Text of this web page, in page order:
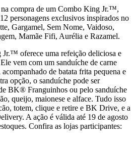
compra de um Combo King Jr.™,
personagens exclusivos inspirados no
Gargamel, Sem Nome, Vaidoso,
Mamãe Fifi, Aurélia e Razamel.
oferece uma refeição deliciosa e
vem com um sanduíche de carne
de batata frita pequena e
opção, o sanduíche pode ser
BK® Franguinhos ou pelo sanduíche
queijo, maionese e alface. Tudo isso
totem, clique e retire e BK Drive, e a
A ação é válida até 19 de agosto
Confira as lojas participantes: